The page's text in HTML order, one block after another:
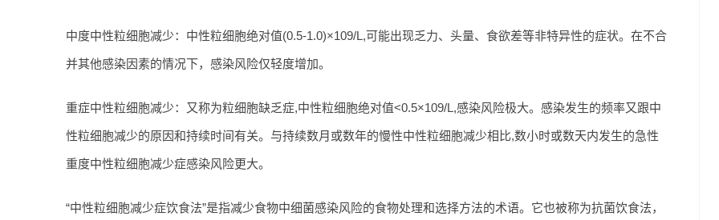
中度中性粒细胞减少：中性粒细胞绝对值(0.5-1.0)×109/L,可能出现乏力、头量、食欲差等非特异性的症状。在不合
并其他感染因素的情况下，感染风险仅轻度增加。
重症中性粒细胞减少：又称为粒细胞缺乏症,中性粒细胞绝对值<0.5×109/L,感染风险极大。感染发生的频率又跟中
性粒细胞减少的原因和持续时间有关。与持续数月或数年的慢性中性粒细胞减少相比,数小时或数天内发生的急性
重度中性粒细胞减少症感染风险更大。
“中性粒细胞减少症饮食法”是指减少食物中细菌感染风险的食物处理和选择方法的术语。它也被称为抗菌饮食法，